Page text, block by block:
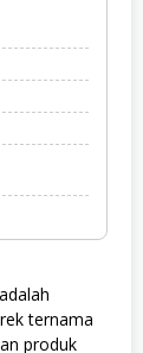
ternama
produk